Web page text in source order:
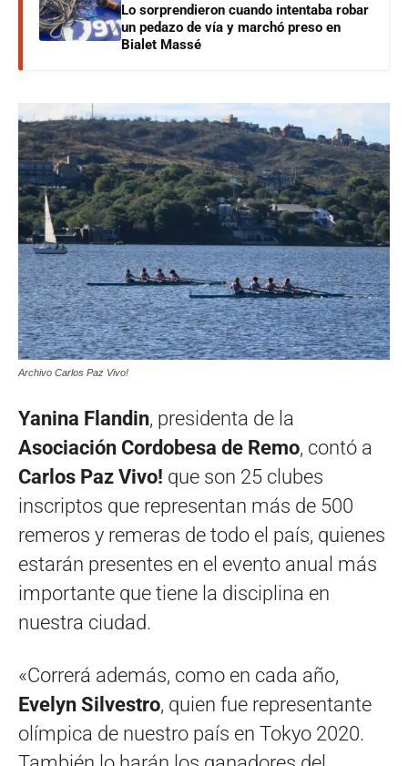
Lo sorprendieron cuando intentaba robar
un pedazo de vía y marchó preso en
Bialet Massé
Archivo Carlos Paz Vivo!
Yanina Flandin, presidenta de la
Asociación Cordobesa de Remo, contó a
Carlos Paz Vivo! que son 25 clubes
inscriptos que representan más de 500
remeros y remeras de todo el país, quienes
estarán presentes en el evento anual más
importante que tiene la disciplina en
nuestra ciudad.
«Correrá además, como en cada año,
Evelyn Silvestro, quien fue representante
olímpica de nuestro país en Tokyo 2020.